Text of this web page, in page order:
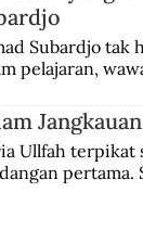
Kretek
Subardjo tak
pelajaran,
Verne,
Ullfah terpikat
pertama.